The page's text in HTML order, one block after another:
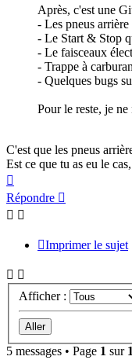
Après, c'est une
- Les pneus
- Le Start & Stop
- Le faisceaux
- Trappe à
- Quelques bugs
Pour le reste, je ne
C'est que les pneus
Est ce que tu as eu le
Répondre
Imprimer le sujet
Afficher :
5 messages • Page 1 sur 1